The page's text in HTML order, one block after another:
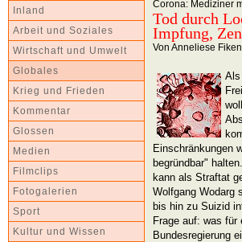
Inland
Arbeit und Soziales
Wirtschaft und Umwelt
Globales
Krieg und Frieden
Kommentar
Glossen
Medien
Filmclips
Fotogalerien
Sport
Kultur und Wissen
Corona: Mediziner
Tod durch
Impfung,
Von Anneliese
Als
Einschränkungen
begründbar"
kann als Straftat
Wolfgang Wodarg
bis hin zu Suizid
Frage auf: was für
Bundesregierung